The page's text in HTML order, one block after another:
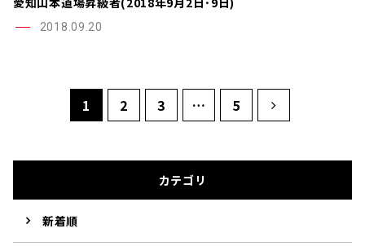
2018.09.20
1 2 3 … 5
カテゴリ
新着順